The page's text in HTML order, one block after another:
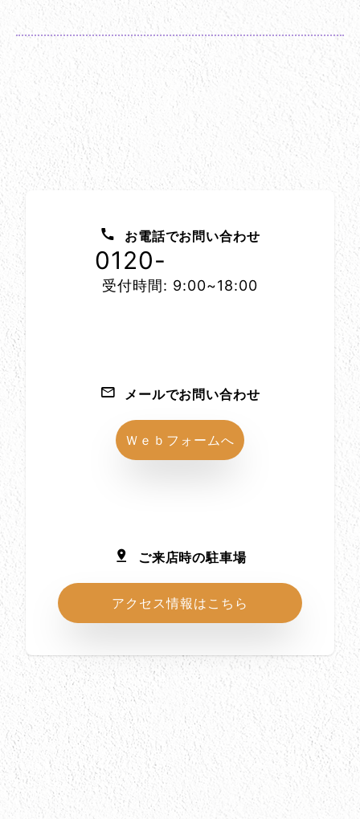
お電話でお問い合わせ
0120-
受付時間: 9:00~18:00
メールでお問い合わせ
Ｗｅｂフォームへ
ご来店時の駐車場
アクセス情報はこちら
所在地